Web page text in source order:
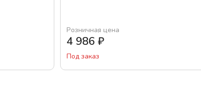
Розничная цена
4 986 ₽
Под заказ